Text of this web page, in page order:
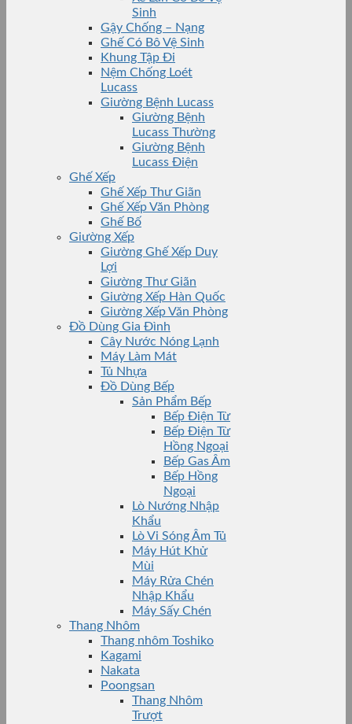
Sinh
Gậy Chống – Nạng
Ghế Có Bô Vệ Sinh
Khung Tập Đi
Nệm Chống Loét
Lucass
Giường Bệnh Lucass
Giường Bệnh
Lucass Thường
Giường Bệnh
Lucass Điện
Ghế Xếp
Ghế Xếp Thư Giãn
Ghế Xếp Văn Phòng
Ghế Bố
Giường Xếp
Giường Ghế Xếp Duy
Lợi
Giường Thư Giãn
Giường Xếp Hàn Quốc
Giường Xếp Văn Phòng
Đồ Dùng Gia Đình
Cây Nước Nóng Lạnh
Máy Làm Mát
Tủ Nhựa
Đồ Dùng Bếp
Sản Phẩm Bếp
Bếp Điện Từ
Bếp Điện Từ
Hồng Ngoại
Bếp Gas Âm
Bếp Hồng
Ngoại
Lò Nướng Nhập
Khẩu
Lò Vi Sóng Âm Tủ
Máy Hút Khử
Mùi
Máy Rửa Chén
Nhập Khẩu
Máy Sấy Chén
Thang Nhôm
Thang nhôm Toshiko
Kagami
Nakata
Poongsan
Thang Nhôm
Trượt